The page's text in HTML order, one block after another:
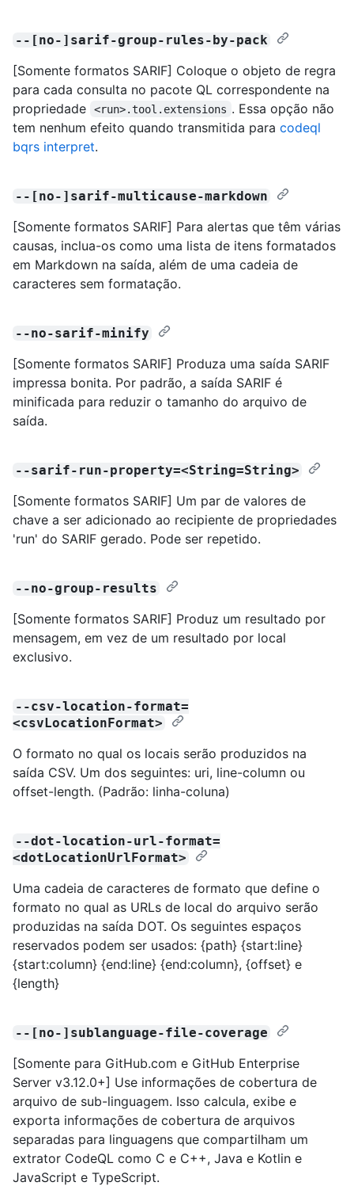
--[no-]sarif-group-rules-by-pack
[Somente formatos SARIF] Coloque o objeto de regra
para cada consulta no pacote QL correspondente na
propriedade
<run>.tool.extensions . Essa opção não
tem nenhum efeito quando transmitida para codeql
bqrs interpret.
--[no-]sarif-multicause-markdown
[Somente formatos SARIF] Para alertas que têm várias
causas, inclua-os como uma lista de itens formatados
em Markdown na saída, além de uma cadeia de
caracteres sem formatação.
--no-sarif-minify
[Somente formatos SARIF] Produza uma saída SARIF
impressa bonita. Por padrão, a saída SARIF é
minificada para reduzir o tamanho do arquivo de
saída.
--sarif-run-property=<String=String>
[Somente formatos SARIF] Um par de valores de
chave a ser adicionado ao recipiente de propriedades
'run' do SARIF gerado. Pode ser repetido.
--no-group-results
[Somente formatos SARIF] Produz um resultado por
mensagem, em vez de um resultado por local
exclusivo.
--csv-location-format=
<csvLocationFormat>
O formato no qual os locais serão produzidos na
saída CSV. Um dos seguintes: uri, line-column ou
offset-length. (Padrão: linha-coluna)
--dot-location-url-format=
<dotLocationUrlFormat>
Uma cadeia de caracteres de formato que define o
formato no qual as URLs de local do arquivo serão
produzidas na saída DOT. Os seguintes espaços
reservados podem ser usados: {path} {start:line}
{start:column} {end:line} {end:column}, {offset} e
{length}
--[no-]sublanguage-file-coverage
[Somente para GitHub.com e GitHub Enterprise
Server v3.12.0+] Use informações de cobertura de
arquivo de sub-linguagem. Isso calcula, exibe e
exporta informações de cobertura de arquivos
separadas para linguagens que compartilham um
extrator CodeQL como C e C++, Java e Kotlin e
JavaScript e TypeScript.